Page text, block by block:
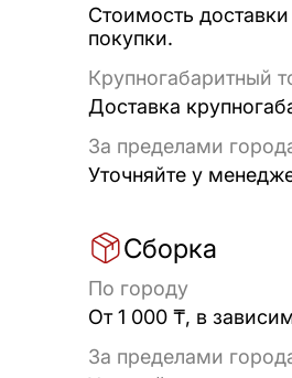
Стоимость
покупки.
Крупногабаритный
Доставка
За пределами
Уточняйте у
Сборка
По городу
От 1 000 ₸, в
За пределами